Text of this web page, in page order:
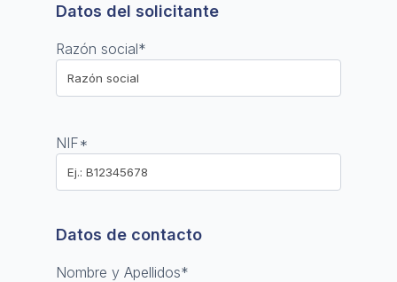
Datos del solicitante
Razón social*
NIF*
Datos de contacto
Nombre y Apellidos*